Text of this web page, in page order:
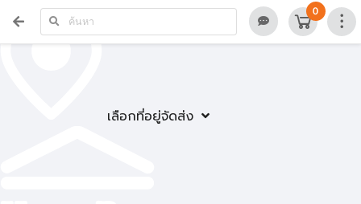
เลือกที่อยู่จัดส่ง
0